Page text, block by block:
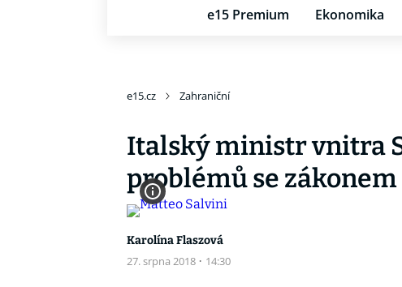
e15 Premium Ekonomika
e15.cz Zahraniční
Italský ministr vnitra
problémů se zákonem
Karolína Flaszová
27. srpna 2018 · 14:30